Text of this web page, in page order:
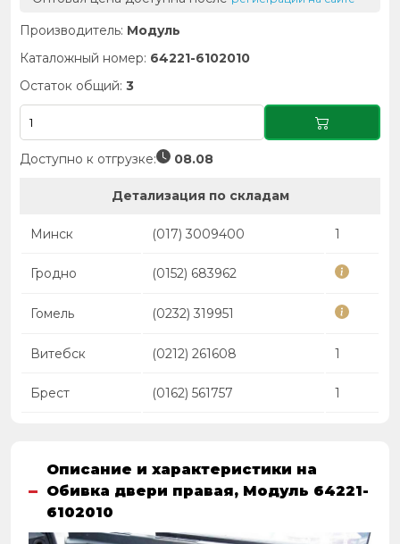
Производитель: Модуль
Каталожный номер: 64221-6102010
Остаток общий: 3
Доступно к отгрузке: 08.08
Детализация по складам
Минск (017) 3009400 1
Гродно (0152) 683962
Гомель (0232) 319951
Витебск (0212) 261608 1
Брест (0162) 561757 1
Описание и характеристики на
Обивка двери правая, Модуль 64221-
6102010